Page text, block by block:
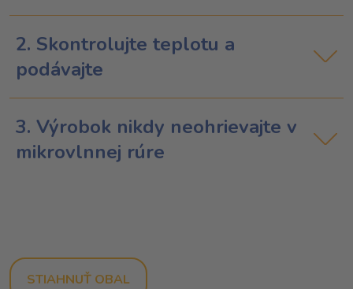
2. Skontrolujte teplotu a
podávajte
3. Výrobok nikdy neohrievajte v
mikrovlnnej rúre
STIAHNUŤ OBAL